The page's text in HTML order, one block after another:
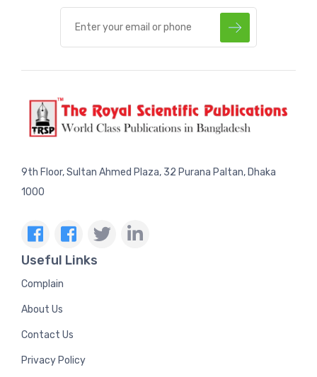
9th Floor, Sultan Ahmed Plaza, 32 Purana Paltan, Dhaka
1000
Useful Links
Complain
About Us
Contact Us
Privacy Policy